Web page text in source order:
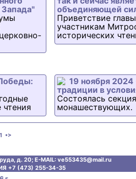
Запада"
объединяющей
Приветствие
участникам
исторических
19 ноября
традиции в
Состоялась
монашествующих.
•>
д. 20; E-MAIL: ve553435@mаil.ru
+7 (473) 255-34-35